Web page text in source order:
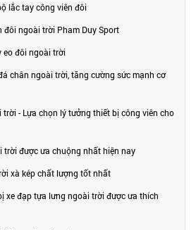
lắc tay công viên đôi
đôi ngoài trời Pham Duy Sport
eo đôi ngoài trời
chân ngoài trời, tăng cường sức mạnh cơ
- Lựa chọn lý tưởng thiết bị công viên cho
trời được ưa chuộng nhất hiện nay
xà kép chất lượng tốt nhất
xe đạp tựa lưng ngoài trời được ưa thích